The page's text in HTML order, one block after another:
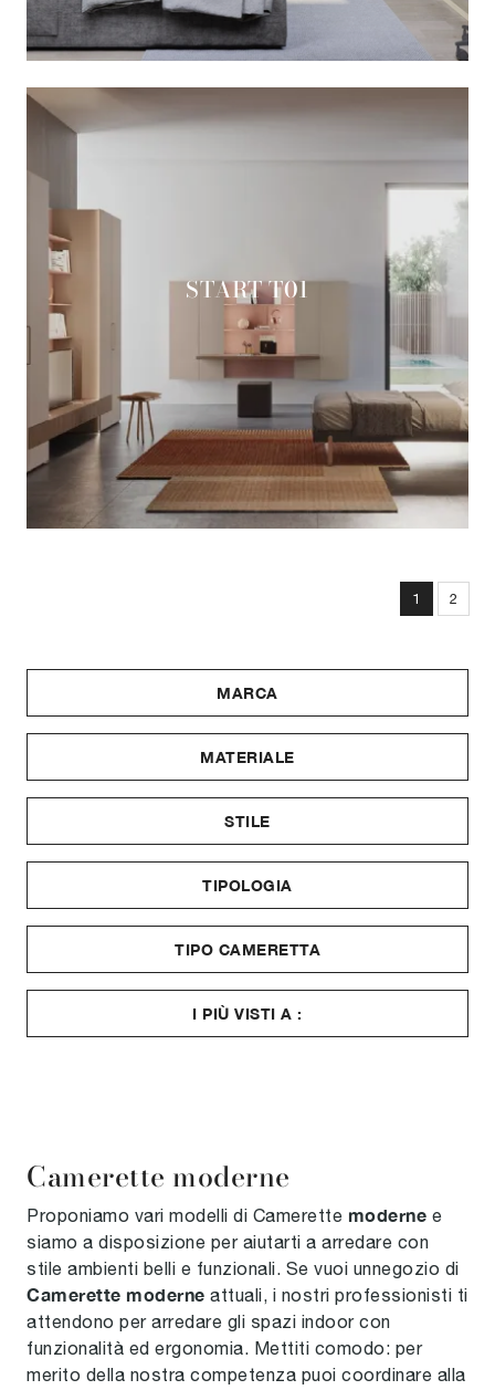
MARCA
MATERIALE
STILE
TIPOLOGIA
TIPO CAMERETTA
I PIÙ VISTI A :
1 2
START T01
Camerette moderne
Proponiamo vari modelli di Camerette moderne e
siamo a disposizione per aiutarti a arredare con
stile ambienti belli e funzionali. Se vuoi unnegozio di
Camerette moderne attuali, i nostri professionisti ti
attendono per arredare gli spazi indoor con
funzionalità ed ergonomia. Mettiti comodo: per
merito della nostra competenza puoi coordinare alla